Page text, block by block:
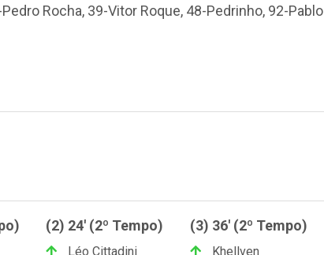
Rocha, 39-Vitor Roque, 48-Pedrinho, 92-Pablo
(2) 24' (2º Tempo)
Léo Cittadini
(3) 36' (2º Tempo)
Khellven